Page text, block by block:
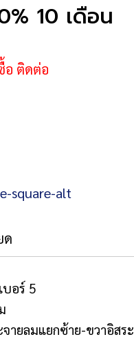
10 เดือน
อ ติดต่อ
square-alt
ด
บอร์ 5
ายลมแยกซ้าย-ขวาอิสระ